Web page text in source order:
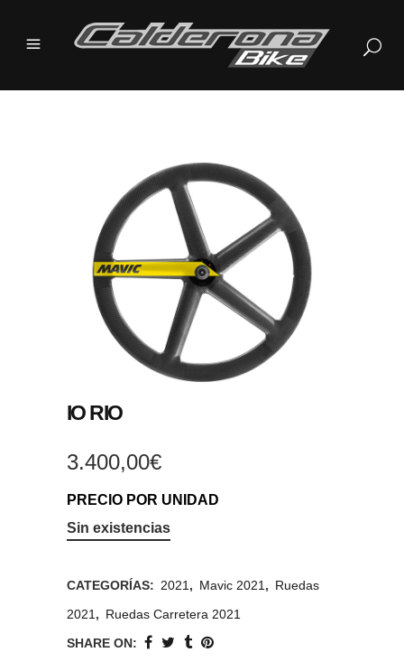
IO RIO
3.400,00€
PRECIO POR UNIDAD
Sin existencias
CATEGORÍAS: 2021 , Mavic 2021 , Ruedas
2021 , Ruedas Carretera 2021
SHARE ON: